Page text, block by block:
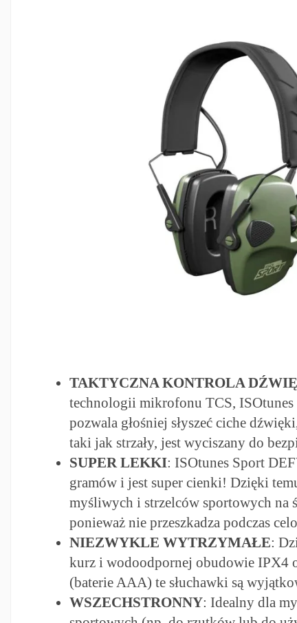
TAKTYCZNA KONTROLA
technologii mikrofonu TCS,
pozwala głośniej słyszeć ciche
taki jak strzały, jest wyciszany do
SUPER LEKKI: ISOtunes Sport
gramów i jest super cienki! Dzięki
myśliwych i strzelców sportowych na
ponieważ nie przeszkadza podczas
NIEZWYKLE WYTRZYMAŁE:
kurz i wodoodpornej obudowie IPX4
(baterie AAA) te słuchawki są
WSZECHSTRONNY: Idealny dla